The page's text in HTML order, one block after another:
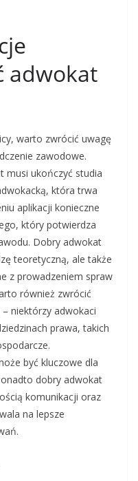
adwokat
warto zwrócić uwagę
zawodowe.
musi ukończyć studia
która trwa
aplikacji konieczne
który potwierdza
Dobry adwokat
teoretyczną, ale także
z prowadzeniem spraw
również zwrócić
niektórzy adwokaci
prawa, takich
być kluczowe dla
dobry adwokat
komunikacji oraz
na lepsze